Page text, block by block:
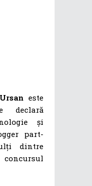
este
și
part-
dintre